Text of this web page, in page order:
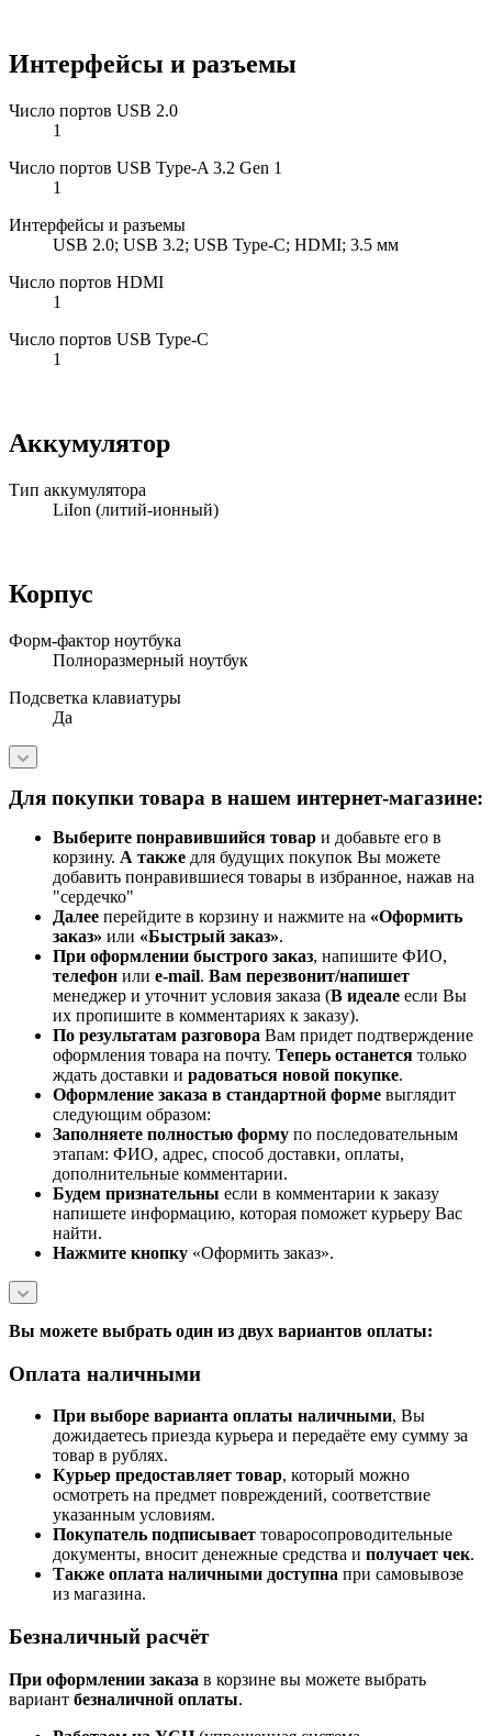
Интерфейсы и разъемы
Число портов USB 2.0
1
Число портов USB Type-A 3.2 Gen 1
1
Интерфейсы и разъемы
USB 2.0; USB 3.2; USB Type-C; HDMI; 3.5 мм
Число портов HDMI
1
Число портов USB Type-C
1
Аккумулятор
Тип аккумулятора
LiIon (литий-ионный)
Корпус
Форм-фактор ноутбука
Полноразмерный ноутбук
Подсветка клавиатуры
Да
Для покупки товара в нашем интернет-магазине:
Выберите понравившийся товар и добавьте его в
корзину. А также для будущих покупок Вы можете
добавить понравившиеся товары в избранное, нажав на
"сердечко"
Далее перейдите в корзину и нажмите на «Оформить
заказ» или «Быстрый заказ».
При оформлении быстрого заказ, напишите ФИО,
телефон или e-mail. Вам перезвонит/напишет
менеджер и уточнит условия заказа (В идеале если Вы
их пропишите в комментариях к заказу).
По результатам разговора Вам придет подтверждение
оформления товара на почту. Теперь останется только
ждать доставки и радоваться новой покупке.
Оформление заказа в стандартной форме выглядит
следующим образом:
Заполняете полностью форму по последовательным
этапам: ФИО, адрес, способ доставки, оплаты,
дополнительные комментарии.
Будем признательны если в комментарии к заказу
напишете информацию, которая поможет курьеру Вас
найти.
Нажмите кнопку «Оформить заказ».
Вы можете выбрать один из двух вариантов оплаты:
Оплата наличными
При выборе варианта оплаты наличными, Вы
дожидаетесь приезда курьера и передаёте ему сумму за
товар в рублях.
Курьер предоставляет товар, который можно
осмотреть на предмет повреждений, соответствие
указанным условиям.
Покупатель подписывает товаросопроводительные
документы, вносит денежные средства и получает чек.
Также оплата наличными доступна при самовывозе
из магазина.
Безналичный расчёт
При оформлении заказа в корзине вы можете выбрать
вариант безналичной оплаты.